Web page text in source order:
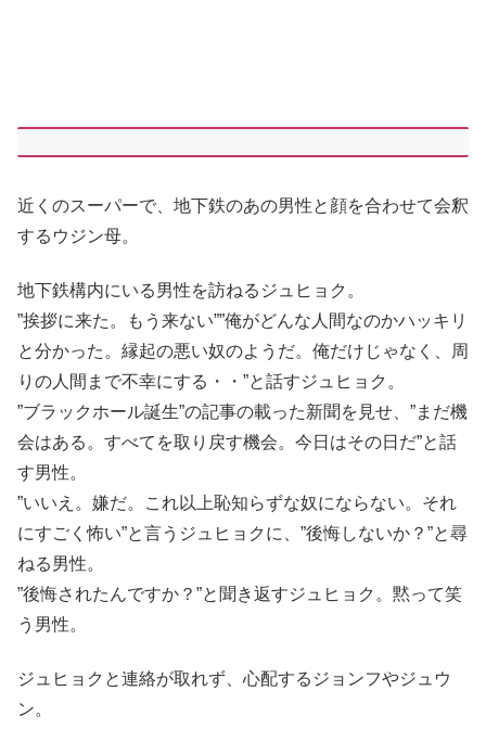
近くのスーパーで、地下鉄のあの男性と顔を合わせて会釈
するウジン母。
地下鉄構内にいる男性を訪ねるジュヒョク。
”挨拶に来た。もう来ない””俺がどんな人間なのかハッキリ
と分かった。縁起の悪い奴のようだ。俺だけじゃなく、周
りの人間まで不幸にする・・”と話すジュヒョク。
”ブラックホール誕生”の記事の載った新聞を見せ、”まだ機
会はある。すべてを取り戻す機会。今日はその日だ”と話
す男性。
”いいえ。嫌だ。これ以上恥知らずな奴にならない。それ
にすごく怖い”と言うジュヒョクに、”後悔しないか？”と尋
ねる男性。
”後悔されたんですか？”と聞き返すジュヒョク。黙って笑
う男性。
ジュヒョクと連絡が取れず、心配するジョンフやジュウ
ン。